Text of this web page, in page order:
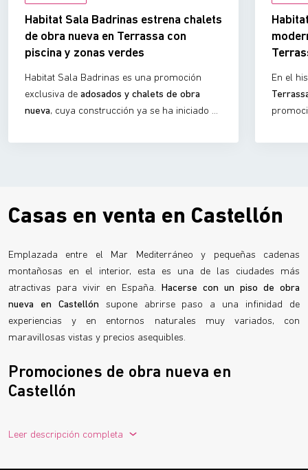
Habitat Sala Badrinas estrena chalets
de obra nueva en Terrassa con
piscina y zonas verdes
Habitat Sala Badrinas es una promoción
exclusiva de adosados y chalets de obra
nueva, cuya construcción ya se ha iniciado en
La urbanización ofrece10 viviendas
marcha, este proyecto ya es unarealidad
En el
para
una
Casas en venta en Castellón
Emplazada entre el Mar Mediterráneo y pequeñas cadenas
montañosas en el interior, esta es una de las ciudades más
atractivas para vivir en España.
Hacerse con un piso de obra
nueva en Castellón supone abrirse paso a una infinidad de
experiencias y en entornos naturales muy variados, con
maravillosas vistas y precios asequibles.
Promociones de obra nueva en
Castellón
los 170.000 habitantes y actualmente, experimenta cierto
Leer descripción completa